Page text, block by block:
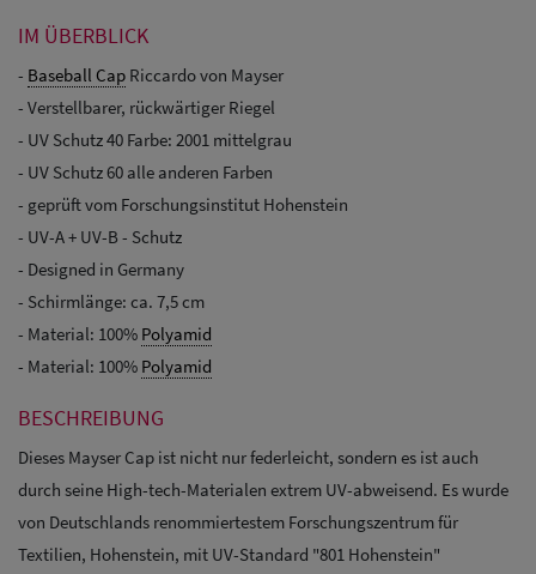
IM ÜBERBLICK
- Baseball Cap Riccardo von Mayser
- Verstellbarer, rückwärtiger Riegel
- UV Schutz 40 Farbe: 2001 mittelgrau
- UV Schutz 60 alle anderen Farben
- geprüft vom Forschungsinstitut Hohenstein
- UV-A + UV-B - Schutz
- Designed in Germany
- Schirmlänge: ca. 7,5 cm
- Material: 100% Polyamid
- Material: 100% Polyamid
BESCHREIBUNG
Dieses Mayser Cap ist nicht nur federleicht, sondern es ist auch
durch seine High-tech-Materialen extrem UV-abweisend. Es wurde
von Deutschlands renommiertestem Forschungszentrum für
Textilien, Hohenstein, mit UV-Standard "801 Hohenstein"